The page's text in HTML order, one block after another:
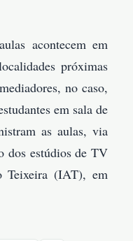
acontecem em
próximas
no caso,
em sala de
as aulas, via
dos estúdios de TV
Teixeira (IAT), em